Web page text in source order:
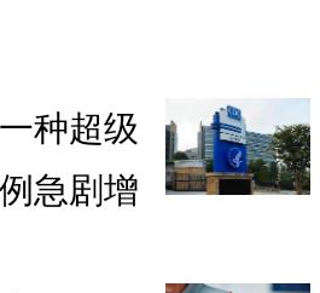
种超级
急剧增